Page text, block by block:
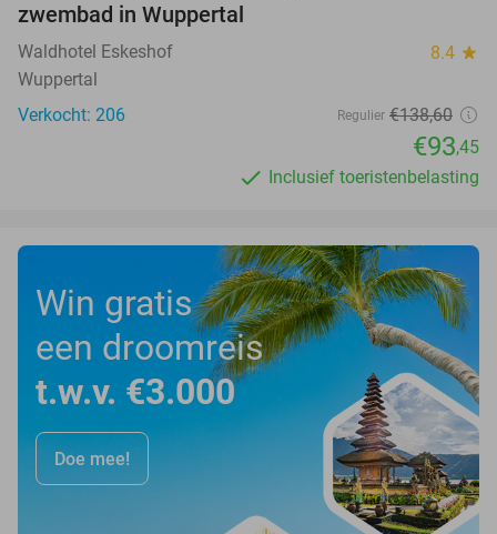
zwembad in Wuppertal
Waldhotel Eskeshof 8.4 star
Wuppertal
Verkocht: 206
Regulier €138,60
€93,45
Inclusief toeristenbelasting
Win gratis
een droomreis
t.w.v. €3.000
Doe mee!